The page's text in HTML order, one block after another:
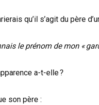
qu’il s’agit du père
le prénom de mon «
a-t-elle ?
son père :